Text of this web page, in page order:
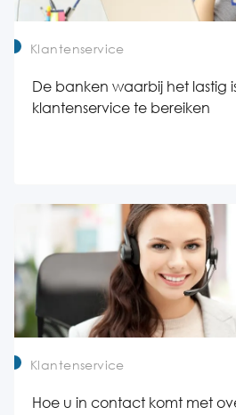
Klantenservice
De banken waarbij het lastig
klantenservice te bereiken
Klantenservice
Hoe u in contact komt met